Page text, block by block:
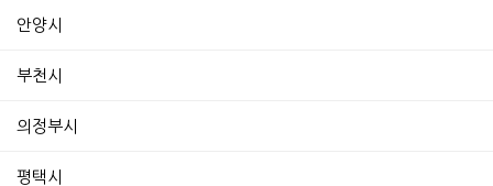
안양시
부천시
의정부시
평택시